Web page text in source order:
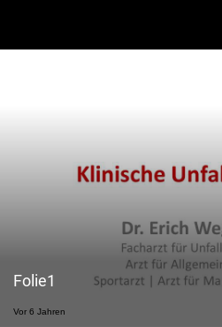
Folie1
Vor 6 Jahren